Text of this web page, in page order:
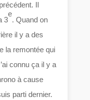
Il
3
e
. Quand on
il y a des
la remontée qui
connu ça il y a
à cause
parti dernier.